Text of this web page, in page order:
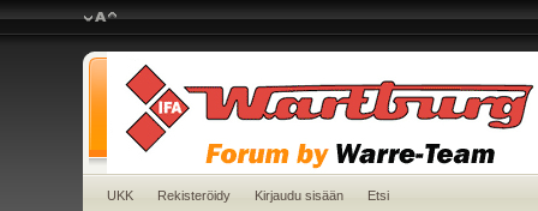
UKK Rekisteröidy Kirjaudu sisään Etsi